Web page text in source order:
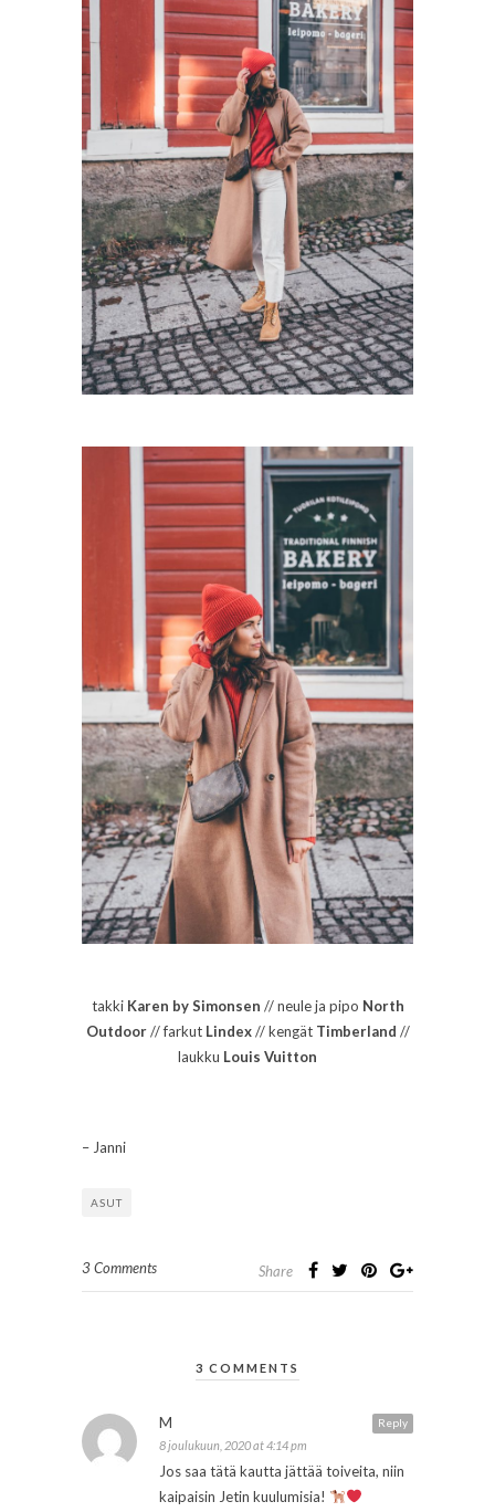
takki Karen by Simonsen // neule ja pipo North
Outdoor// farkut Lindex// kengät Timberland //
laukku Louis Vuitton
– Janni
ASUT
3 Comments Share
3 COMMENTS
Reply
M
8 joulukuun, 2020 at 4:14 pm
Jos saa tätä kautta jättää toiveita, niin
kaipaisin Jetin kuulumisia!